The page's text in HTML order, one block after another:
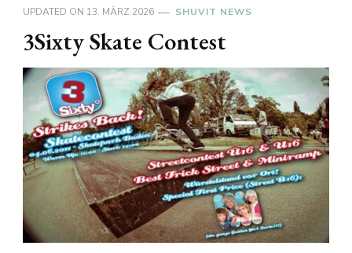
UPDATED ON 13. MÄRZ 2026 SHUVIT NEWS
3Sixty Skate Contest